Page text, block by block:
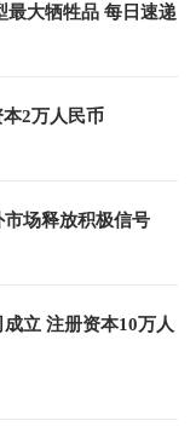
大牺牲品 每日速递
2万人民币
场释放积极信号
立 注册资本10万人